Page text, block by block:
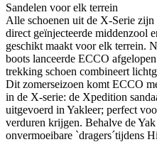
Sandelen voor elk terrein
Alle schoenen uit de X-Serie
direct geïnjecteerde middenzool
geschikt maakt voor elk terrein.
boots lanceerde ECCO
trekking schoen combineert
Dit zomerseizoen komt ECCO
in de X-serie: de Xpedition
uitgevoerd in Yakleer; perfect
verduren krijgen. Behalve de
onvermoeibare `dragers´tijdens